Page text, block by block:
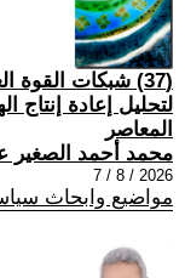
(37) شبكات القوة
لتحليل إعادة إنتاج
المعاصر
محمد أحمد الصغير
2026 / 8 / 7
مواضيع وابحاث